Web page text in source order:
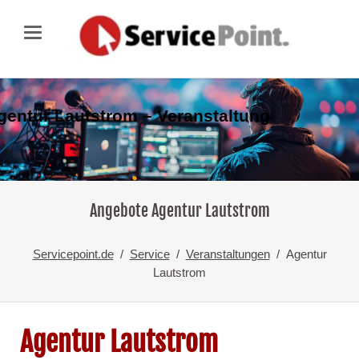
Lautstrom – Veranstaltung
Angebote Agentur Lautstrom
Servicepoint.de Service Veranstaltungen
Agentur
Lautstrom
Agentur Lautstrom